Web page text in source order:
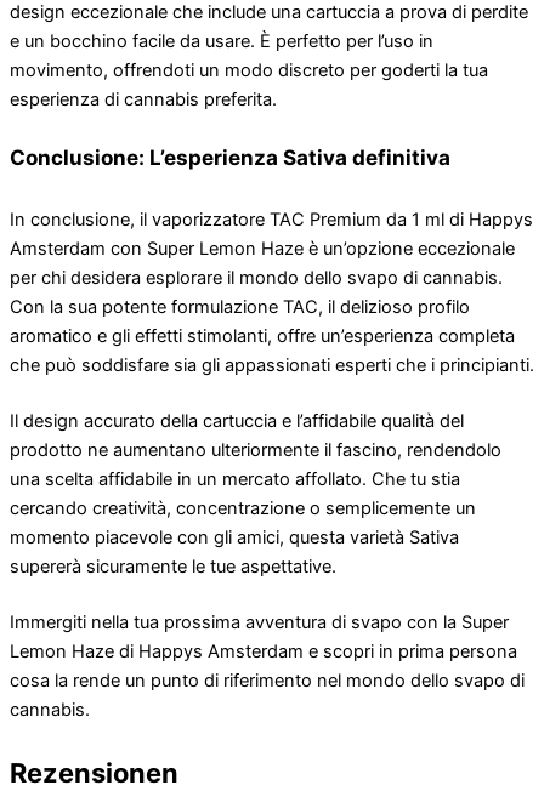
design eccezionale che include una cartuccia a prova di perdite
e un bocchino facile da usare. È perfetto per l’uso in
movimento, offrendoti un modo discreto per goderti la tua
esperienza di cannabis preferita.
Conclusione: L’esperienza Sativa definitiva
In conclusione, il vaporizzatore TAC Premium da 1 ml di Happys
Amsterdam con Super Lemon Haze è un’opzione eccezionale
per chi desidera esplorare il mondo dello svapo di cannabis.
Con la sua potente formulazione TAC, il delizioso profilo
aromatico e gli effetti stimolanti, offre un’esperienza completa
che può soddisfare sia gli appassionati esperti che i principianti.
Il design accurato della cartuccia e l’affidabile qualità del
prodotto ne aumentano ulteriormente il fascino, rendendolo
una scelta affidabile in un mercato affollato. Che tu stia
cercando creatività, concentrazione o semplicemente un
momento piacevole con gli amici, questa varietà Sativa
supererà sicuramente le tue aspettative.
Immergiti nella tua prossima avventura di svapo con la Super
Lemon Haze di Happys Amsterdam e scopri in prima persona
cosa la rende un punto di riferimento nel mondo dello svapo di
cannabis.
Rezensionen